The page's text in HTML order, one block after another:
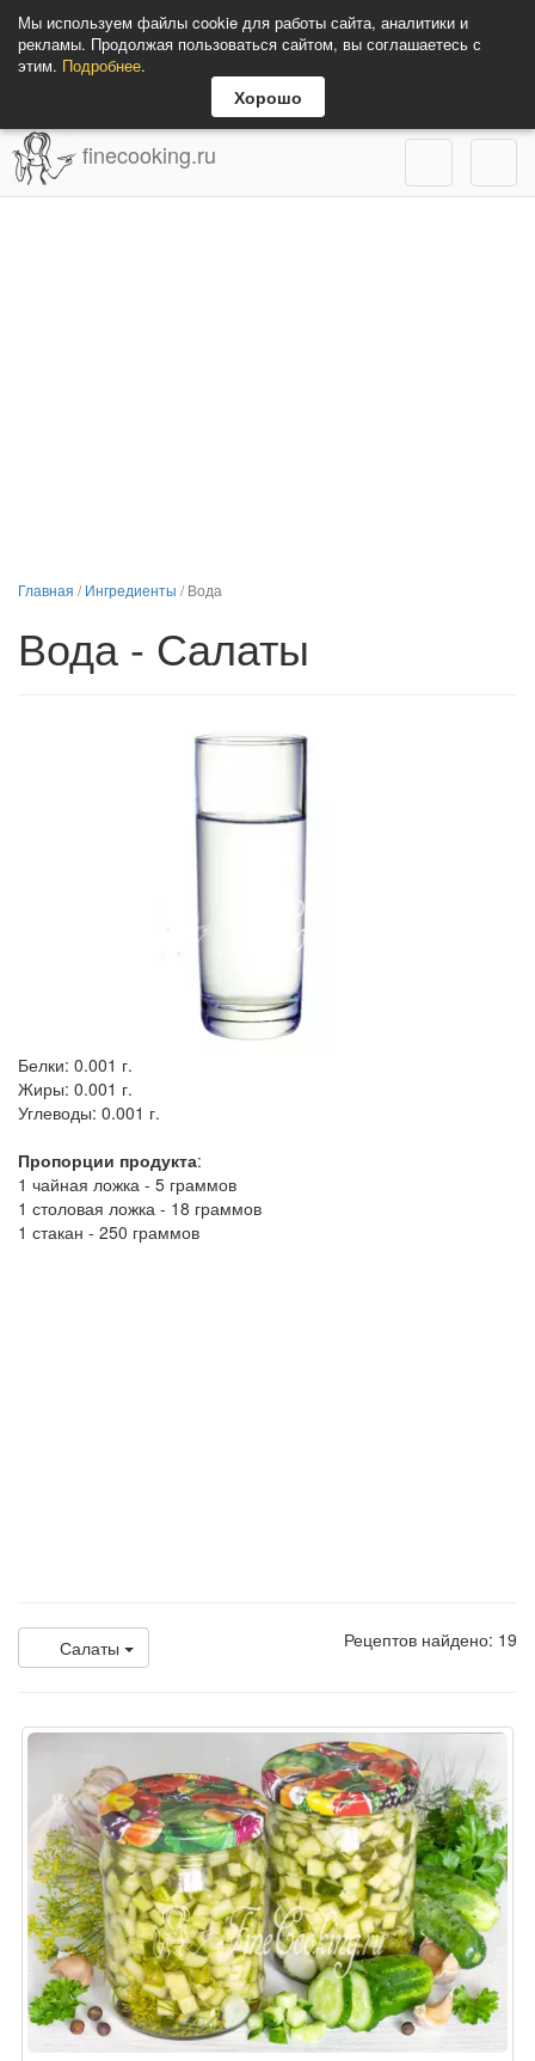
Мы используем файлы cookie для работы сайта, аналитики и
рекламы. Продолжая пользоваться сайтом, вы соглашаетесь с
этим. Подробнее.
Хорошо
finecooking.ru
Главная /Ингредиенты /Вода
Вода - Салаты
Белки: 0.001 г.
Жиры: 0.001 г.
Углеводы: 0.001 г.
Пропорции продукта:
1 чайная ложка - 5 граммов
1 столовая ложка - 18 граммов
1 стакан - 250 граммов
Салаты Рецептов найдено: 19